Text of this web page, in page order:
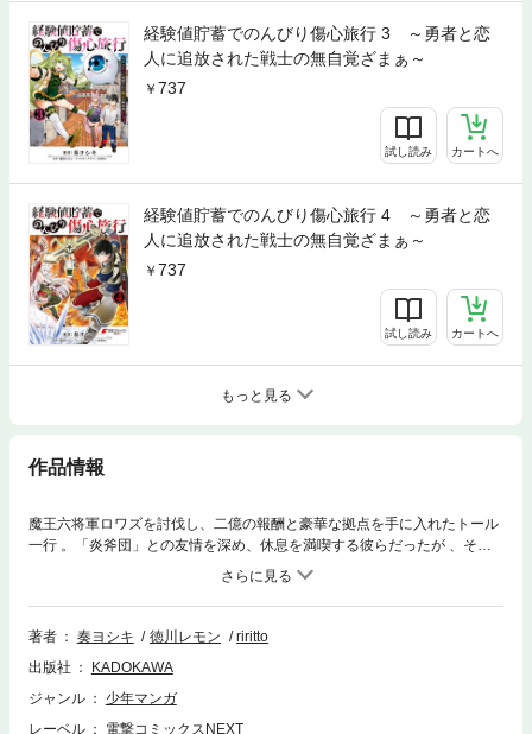
経験値貯蓄でのんびり傷心旅行 3 ～勇者と恋
人に追放された戦士の無自覚ざまぁ～
737
試し読み カートへ
経験値貯蓄でのんびり傷心旅行 4 ～勇者と恋
人に追放された戦士の無自覚ざまぁ～
737
試し読み カートへ
もっと見る
作品情報
魔王六将軍ロワズを討伐し、二億の報酬と豪華な拠点を手に入れたトール
一行 。「炎斧団」との友情を深め、休息を満喫する彼らだったが 、その
裏で勇者の暴走は加速していた 。セインに切り捨てられ、奴隷へと身を落
としたかつての仲間・ソアラとの衝撃の再会 。洗脳が解けた彼女が語る凄
惨な真実と、剥き出しになった怒りの本性が、トールを再び因縁の決戦へ
と駆り立てる ！邂逅の時は、近い――。
著者 奏ヨシキ 徳川レモン
riritto
出版社
KADOKAWA
ジャンル
少年マンガ
レーベル
電撃コミックスNEXT